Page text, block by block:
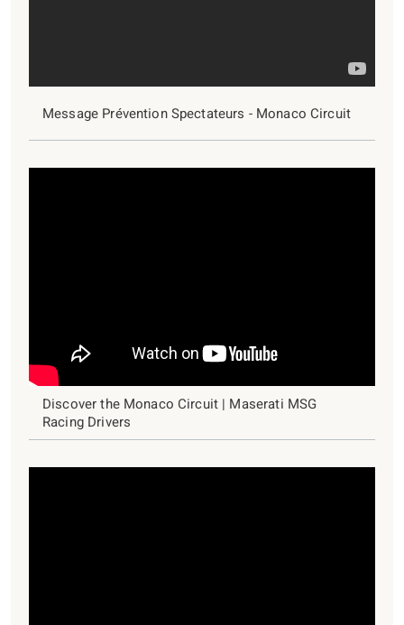
Message Prévention Spectateurs - Monaco Circuit
Discover the Monaco Circuit | Maserati MSG
Racing Drivers